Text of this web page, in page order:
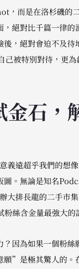
，而是在洛杉磯的
絕對比千篇一律的
，絕對會迫不及待
己被特別對待，更
石，
義遠超乎我們的想
圖。無論是知名
大排長龍的二手
絲含金量最強大的
因為如果一個粉
”是極其驚人的。